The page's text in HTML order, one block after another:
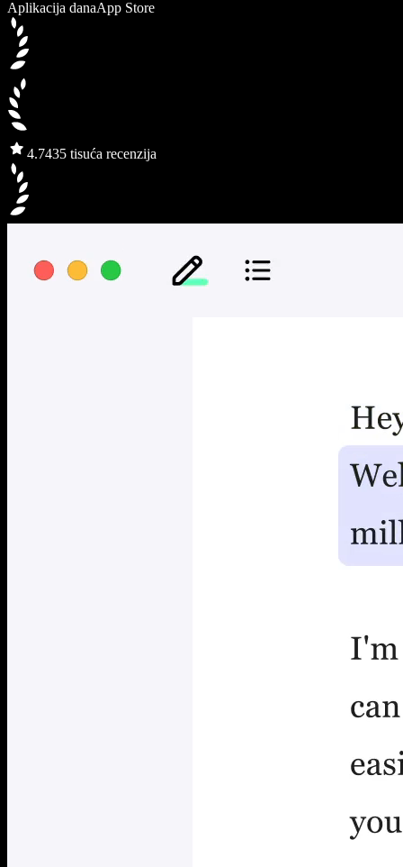
Aplikacija danaApp Store
4.7435 tisuća recenzija